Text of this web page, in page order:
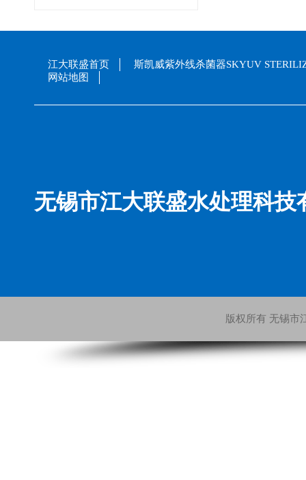
江大联盛首页
斯凯威紫外线杀菌器SKYUV
网站地图
无锡市江大联盛水处理科技
版权所有 无锡市